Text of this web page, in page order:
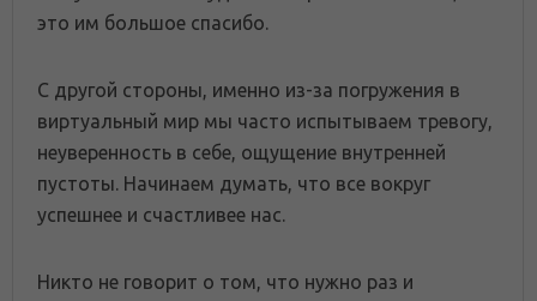
это им большое спасибо.
С другой стороны, именно из-за погружения в
виртуальный мир мы часто испытываем тревогу,
неуверенность в себе, ощущение внутренней
пустоты. Начинаем думать, что все вокруг
успешнее и счастливее нас.
Никто не говорит о том, что нужно раз и